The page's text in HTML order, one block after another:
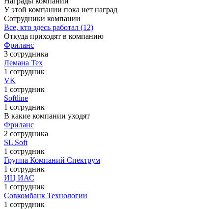
У этой компании пока нет наград
Сотрудники компании
Все, кто здесь работал (12)
Откуда приходят в компанию
Фриланс
3 сотрудника
Лемана Тех
1 сотрудник
VK
1 сотрудник
Softline
1 сотрудник
В какие компании уходят
Фриланс
2 сотрудника
SL Soft
1 сотрудник
Группа Компаний Спектрум
1 сотрудник
ИЦ ИАС
1 сотрудник
Совкомбанк Технологии
1 сотрудник